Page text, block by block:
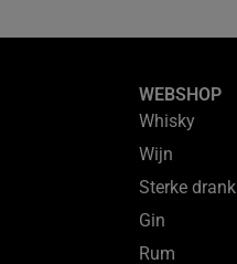
WEBSHOP
Whisky
Wijn
Sterke drank
Gin
Rum